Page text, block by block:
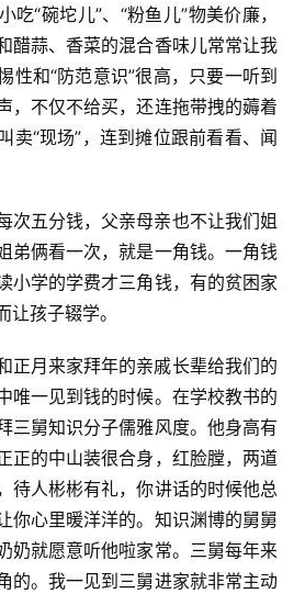
“碗坨儿”、“粉鱼儿”物美价廉，
醋蒜、香菜的混合香味儿常常让我
性和“防范意识”很高，只要一听到
，不仅不给买，还连拖带拽的薅着
卖“现场”，连到摊位跟前看看、闻
次五分钱，父亲母亲也不让我们姐
弟俩看一次，就是一角钱。一角钱
小学的学费才三角钱，有的贫困家
孩子辍学。
正月来家拜年的亲戚长辈给我们的
唯一见到钱的时候。在学校教书的
三舅知识分子儒雅风度。他身高有
正的中山装很合身，红脸膛，两道
待人彬彬有礼，你讲话的时候他总
你心里暖洋洋的。知识渊博的舅舅
奶就愿意听他啦家常。三舅每年来
的。我一见到三舅进家就非常主动